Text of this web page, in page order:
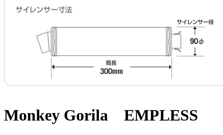
Monkey Gorila EMPLESS